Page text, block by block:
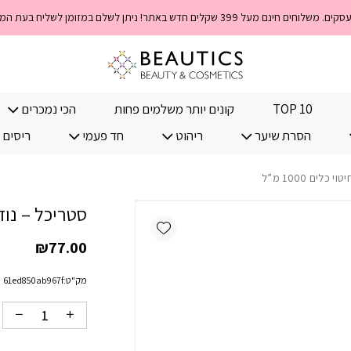
TOP 10 קונים יותר משלמים פחות הכי נמכרים
הסרת שיער ריהוט חד פעמי
1000 מ”ל
סטריכל – נוזל
₪77.00
מק"ט:61ed850ab967f
Add wishlist